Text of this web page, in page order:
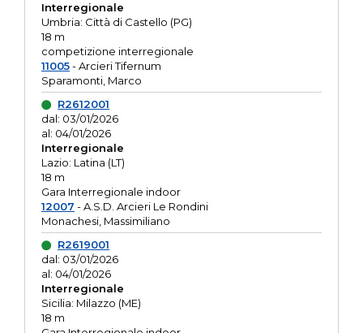
Interregionale
Umbria: Città di Castello (PG)
18 m
competizione interregionale
11005- Arcieri Tifernum
Sparamonti, Marco
R2612001
dal: 03/01/2026
al: 04/01/2026
Interregionale
Lazio: Latina (LT)
18 m
Gara Interregionale indoor
12007 - A.S.D. Arcieri Le Rondini
Monachesi, Massimiliano
R2619001
dal: 03/01/2026
al: 04/01/2026
Interregionale
Sicilia: Milazzo (ME)
18 m